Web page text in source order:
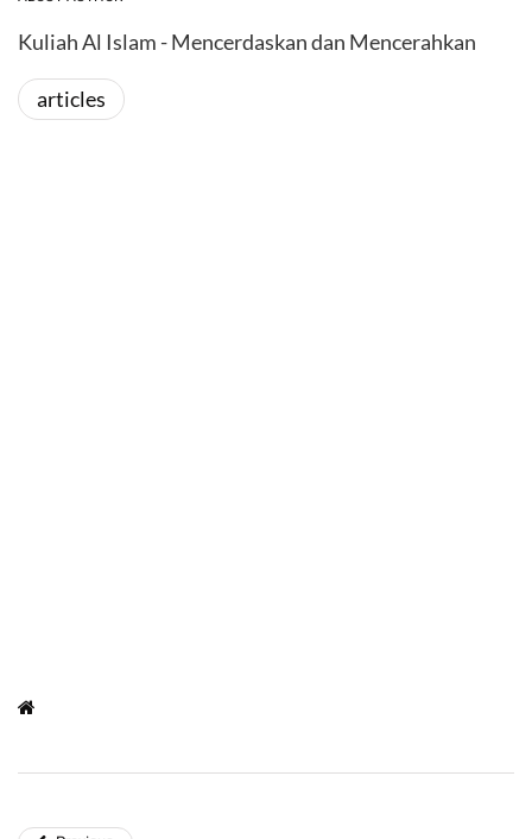
Kuliah Al Islam - Mencerdaskan dan Mencerahkan
articles